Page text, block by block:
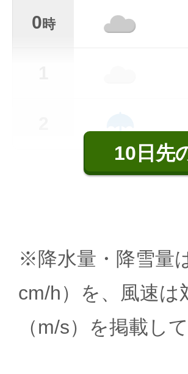
0時
10日先
※降水量・降雪量
cm/h）を、風速は
（m/s）を掲載し